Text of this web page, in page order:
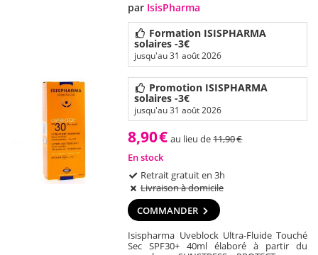
par IsisPharma
Formation ISISPHARMA
solaires -3€
jusqu'au 31 août 2026
Promotion ISISPHARMA
solaires -3€
jusqu'au 31 août 2026
8,90€ au lieu de11,90€
En stock
Retrait gratuit en 3h
Livraison à domicile
COMMANDER
Isispharma Uveblock Ultra-Fluide Touché
Sec SPF30+ 40ml élaboré à partir du